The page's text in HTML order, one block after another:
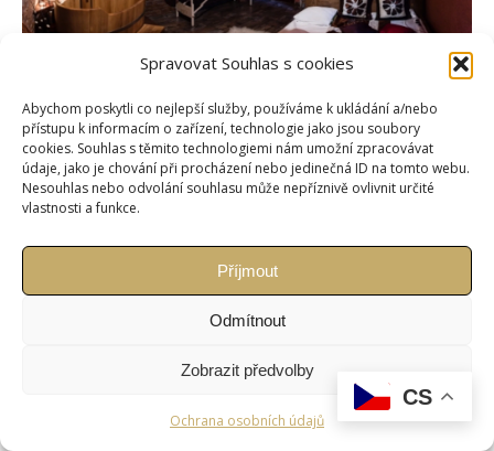
Spravovat Souhlas s cookies
Abychom poskytli co nejlepší služby, používáme k ukládání a/nebo
přístupu k informacím o zařízení, technologie jako jsou soubory
cookies. Souhlas s těmito technologiemi nám umožní zpracovávat
údaje, jako je chování při procházení nebo jedinečná ID na tomto webu.
Nesouhlas nebo odvolání souhlasu může nepříznivě ovlivnit určité
vlastnosti a funkce.
Příjmout
Odmítnout
Zobrazit předvolby
Ochrana osobních údajů
Copyright © Weiron Dynamics, s.r.o. |Tvorba webových stráneka
SEO
CS